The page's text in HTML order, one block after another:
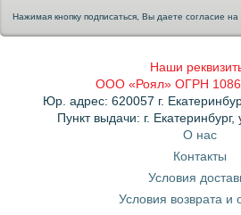
Нажимая кнопку подписаться, Вы даете согласие
Наши
ООО «Роял» ОГРН
Юр. адрес: 620057 г.
Пункт выдачи: г.
О нас
Контакты
Условия
Условия возврата и